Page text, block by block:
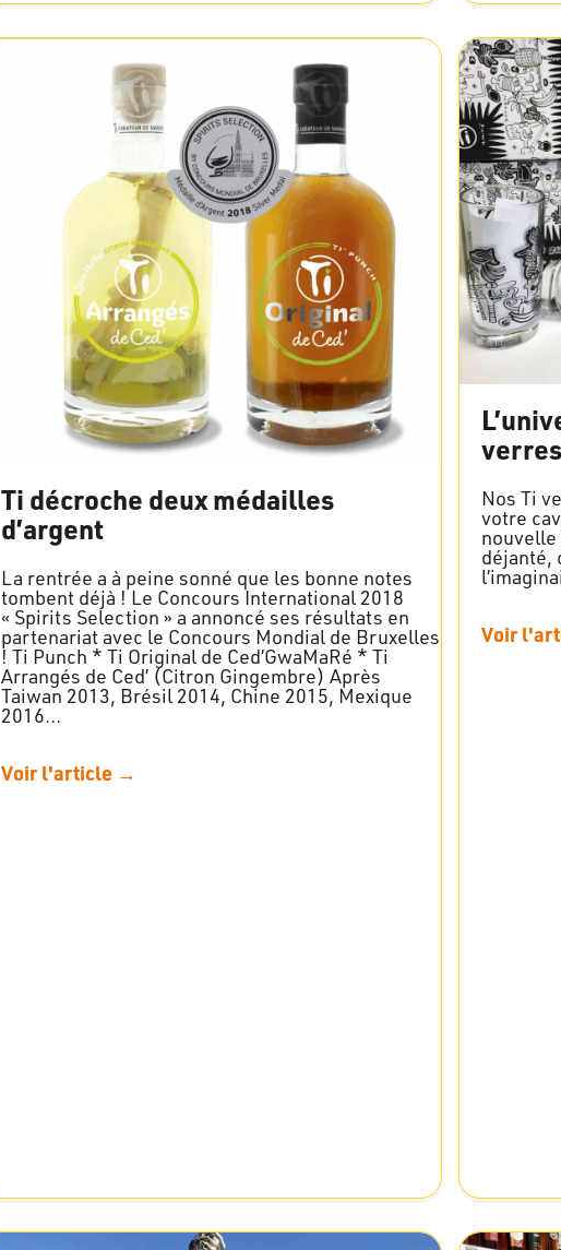
Ti décroche deux médailles
d’argent
La rentrée a à peine sonné que les bonne notes
tombent déjà ! Le Concours International 2018
« Spirits Selection » a annoncé ses résultats en
partenariat avec le Concours Mondial de Bruxelles
! Ti Punch * Ti Original de Ced’GwaMaRé * Ti
Arrangés de Ced’ (Citron Gingembre) Après
Taiwan 2013, Brésil 2014, Chine 2015, Mexique
2016…
Voir l'article →
verres
Nos Ti
votre
déjanté,
Voir